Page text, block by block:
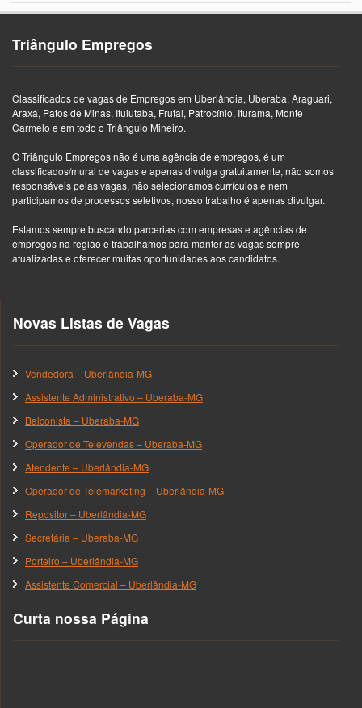
Triângulo Empregos
Classificados de vagas de Empregos em Uberlândia, Uberaba, Araguari,
Araxá, Patos de Minas, Ituiutaba, Frutal, Patrocínio, Iturama, Monte
Carmelo e em todo o Triângulo Mineiro.
O Triângulo Empregos não é uma agência de empregos, é um
classificados/mural de vagas e apenas divulga gratuitamente, não somos
responsáveis pelas vagas, não selecionamos currículos e nem
participamos de processos seletivos, nosso trabalho é apenas divulgar.
Estamos sempre buscando parcerias com empresas e agências de
empregos na região e trabalhamos para manter as vagas sempre
atualizadas e oferecer muitas oportunidades aos candidatos.
Novas Listas de Vagas
Vendedora – Uberlândia-MG
Assistente Administrativo – Uberaba-MG
Balconista – Uberaba-MG
Operador de Televendas – Uberaba-MG
Atendente – Uberlândia-MG
Operador de Telemarketing – Uberlândia-MG
Repositor – Uberlândia-MG
Secretária – Uberaba-MG
Porteiro – Uberlândia-MG
Assistente Comercial – Uberlândia-MG
Curta nossa Página